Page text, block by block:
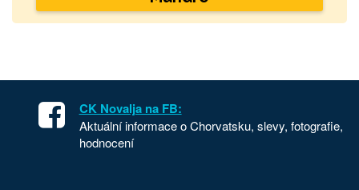
CK Novalja na FB:
Aktuální informace o Chorvatsku, slevy, fotografie,
hodnocení